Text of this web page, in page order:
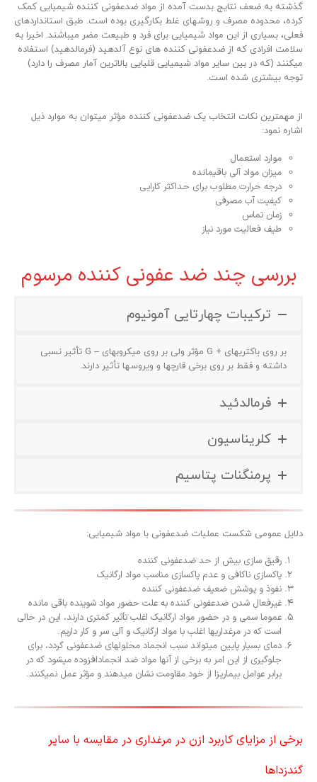
گذشته به ضعف نتایج بدست آمده از مواد ضدعفونی کننده شیمیایی کمک
کرده، محدوده مصرف و روشهای غلط بکارگیری بوده است. طبق استانداردهای
فعلی، بسیاری از این مواد شیمیایی برای فرد و طبیعت مضر میباشند. اخیرا به
سلامت افرادی که از ضدعفونی کننده های نوع آلدهید (فرمالدهید) استفاده
میکنند (که در بین سایر مواد شیمیایی قلیایی بالاترین آمار مصرف را دارد)
توجه بیشتری شده است.
از مهمترین نکات انتخاب یک ضدعفونی کننده موثر میتوان به موارد ذیل
اشاره نمود:
موارد استعمال
میزان مواد آلی باقیمانده
درجه حرارت مطلوب برای حداکثر کارایی
کیفیت آب مصرفی
زمان تماس
طیف فعالیت مورد نیاز
بررسی چند ضد عفونی کننده مرسوم
ترکیبات چهارتایی آمونیوم
بر روی باکتریهای + G موثر ولی بر روی میکروبهای – G تاثیر نسبی
داشته و فقط بر روی برخی قارچها و ویروسها تاثیر دارند.
فرمالدئید
کلریناسیون
پرمنگنات پتاسیم
دلایل عمومی شکست عملیات ضدعفونی با مواد شیمیایی:
رقیق سازی بیش از حد ضدعفونی کننده
پاکسازی ناکافی و عدم پاکسازی مناسب مواد ارگانیک
نفوذ و پوشش ضعیف ضدعفونی کننده
غیرفعال شدن ضدعفونی کننده به علت حضور مواد شوینده باقی مانده
عموما سمی و در حضور مواد ارگانیک اغلب تاثیر کمتری دارند، این در حالی
است که در مرغداریها اغلب با مواد ارگانیک و آلی سر و کار داریم.
دمای بسیار پایین میتواند سبب انجماد محلولهای ضدعفونی گردد، برای
جلوگیری از این امر به برخی از آنها مواد ضد انجمادافزوده میشود که در
برابر عوامل بیماریزا از خود مقاومت نشان میدهند و موثر عمل نمیکنند.
برخی از مزایای کاربرد ازن در مرغداری در مقایسه با سایر
گندزداها